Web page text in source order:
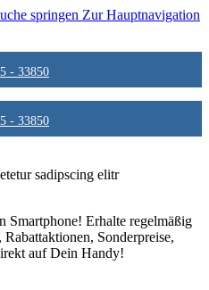
springen Zur Hauptnavigation
- 33850
- 33850
sadipscing elitr
Erhalte regelmäßig
Sonderpreise,
auf Dein Handy!